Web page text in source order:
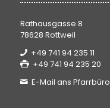
Rathausgasse 8
78628 Rottweil
+49 741 94 235 11
+49 741 94 235 20
E-Mail ans Pfarrbüro